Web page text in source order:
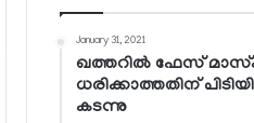
January 31, 2021
ഖത്തറില്‍ ഫേസ്
ധരിക്കാത്തതിന്
കടന്നു